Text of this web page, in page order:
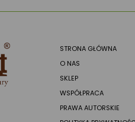
STRONA GŁÓWNA
O NAS
SKLEP
WSPÓŁPRACA
PRAWA AUTORSKIE